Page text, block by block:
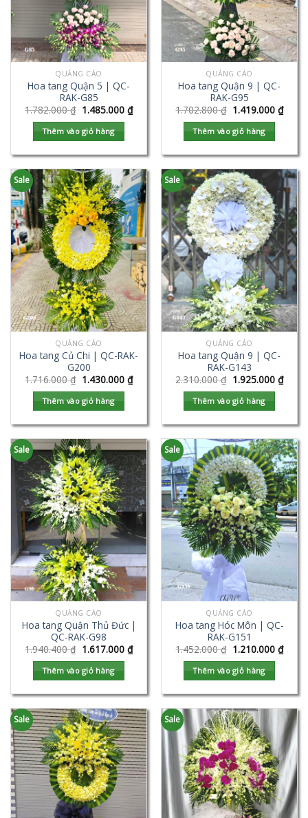
QUẢNG CÁO
Hoa tang Quận 5 | QC-
RAK-G85
1.782.000₫ 1.485.000 ₫
Thêm vào giỏ hàng
QUẢNG CÁO
Hoa tang Quận 9 | QC-
RAK-G95
1.702.800₫ 1.419.000 ₫
Thêm vào giỏ hàng
Sale
QUẢNG CÁO
Hoa tang Củ Chi | QC-RAK-
G200
1.716.000₫ 1.430.000 ₫
Thêm vào giỏ hàng
Sale
QUẢNG CÁO
Hoa tang Quận 9 | QC-
RAK-G143
2.310.000₫ 1.925.000 ₫
Thêm vào giỏ hàng
Sale
QUẢNG CÁO
Hoa tang Quận Thủ Đức |
QC-RAK-G98
1.940.400₫ 1.617.000 ₫
Thêm vào giỏ hàng
Sale
QUẢNG CÁO
Hoa tang Hóc Môn | QC-
RAK-G151
1.452.000₫ 1.210.000 ₫
Thêm vào giỏ hàng
Sale Sale